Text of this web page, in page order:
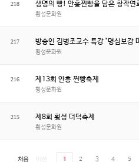
218
횡성문화원
217
횡성문화원
216 제13회 안흥 찐빵축제
횡성문화원
215 제8회 횡성 더덕축제
횡성문화원
1 2 3 4 5